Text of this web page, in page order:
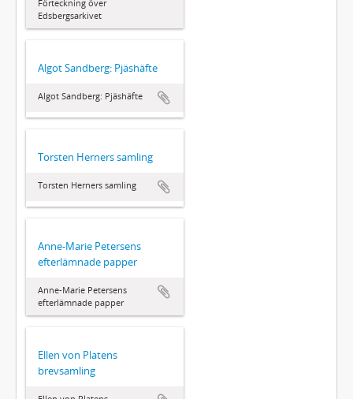
Förteckning över
Edsbergsarkivet
Algot Sandberg: Pjäshäfte
Algot Sandberg: Pjäshäfte
Torsten Herners samling
Torsten Herners samling
Anne-Marie Petersens
efterlämnade papper
Anne-Marie Petersens
efterlämnade papper
Ellen von Platens
brevsamling